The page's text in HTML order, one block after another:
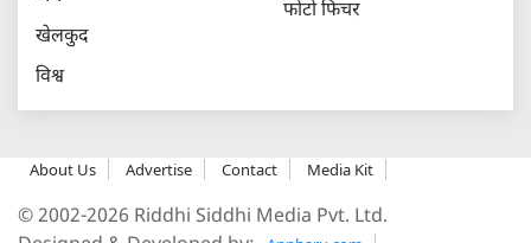
खेलकुद
विश्व
फोटो फिचर
About Us Advertise Contact Media Kit
© 2002-2026 Riddhi Siddhi Media Pvt. Ltd.